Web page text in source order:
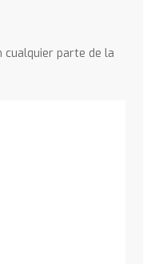
cualquier parte de la